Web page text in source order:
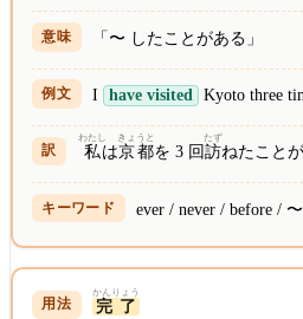
「〜 したことがある」
I have visited Kyoto three
私
わたし
は京都
きょうと
を 3 回訪
たず
ねたことが
ever / never / before /
完了
かんりょう